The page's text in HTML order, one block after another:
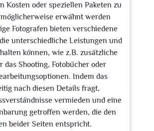
Kosten oder speziellen Paketen zu
erwähnt werden
Fotografen bieten verschiedene
unterschiedliche Leistungen und
können, wie z.B. zusätzliche
das Shooting, Fotobücher oder
Indem das
nach diesen Details fragt,
vermieden und eine
getroffen werden, die den
beider Seiten entspricht.